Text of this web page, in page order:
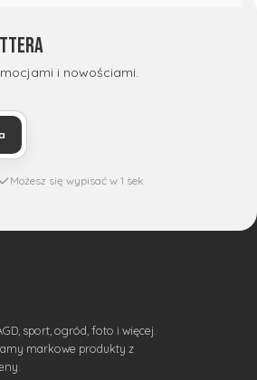
i nowościami.
Możesz się wypisać w 1 sek
sport, ogród, foto i więcej.
markowe produkty z